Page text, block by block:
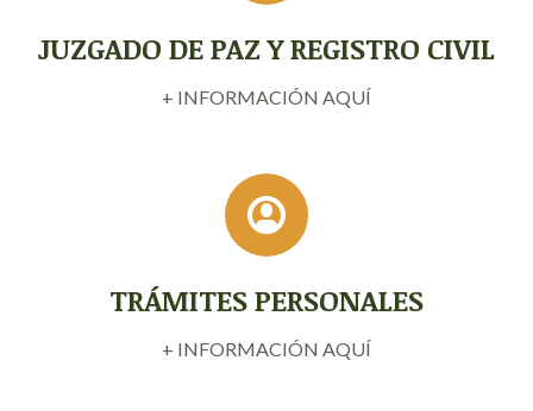
JUZGADO DE PAZ Y REGISTRO CIVIL
+ INFORMACIÓN AQUÍ
TRÁMITES PERSONALES
+ INFORMACIÓN AQUÍ